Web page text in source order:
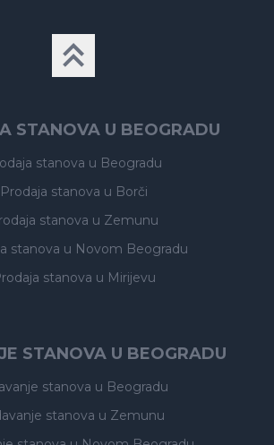
STANOVA U BEOGRADU
stanova u Beogradu
Prodaja stanova u Borči
stanova u Zemunu
stanova u Novom Beogradu
stanova u Mirijevu
STANOVA U BEOGRADU
stanova u Beogradu
stanova u Zemunu